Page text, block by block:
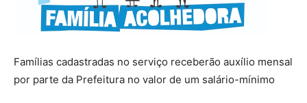
Famílias cadastradas no serviço receberão auxílio mensal
por parte da Prefeitura no valor de um salário-mínimo